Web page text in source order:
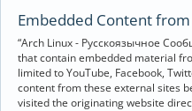
Embedded Content
“Arch Linux - Русскоязычное
that contain embedded material
limited to YouTube, Facebook,
content from these external sites
visited the originating website